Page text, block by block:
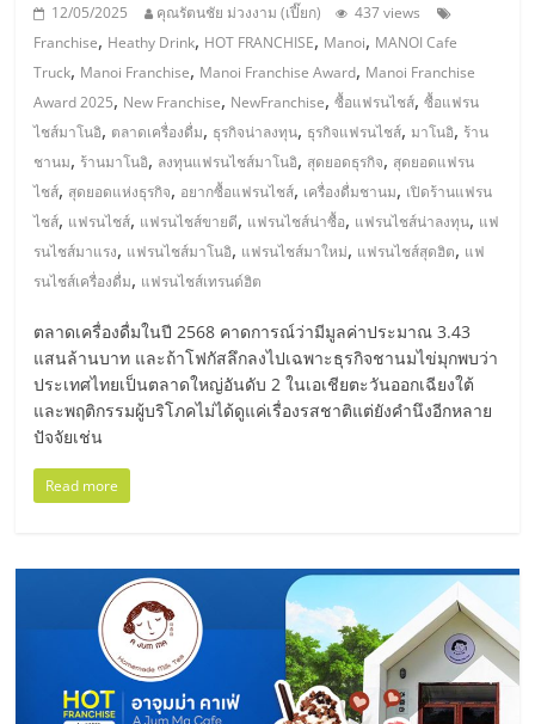
ข้อมูล
ธุรกิจ
SME
แห่ง
ประเทศไทย,
ThaiSMEsCenter,
รวม
ธุรกิจ
มอี
ไทย,
SMEs,
แฟ
รน
ไชส์,
12/05/2025 คุณรัตนชัย ม่วงงาม (เปี๊ยก)
437 views
Franchise, Heathy Drink, HOT FRANCHISE, Manoi, MANOI Cafe
Truck, Manoi Franchise, Manoi Franchise Award, Manoi Franchise
Award 2025, New Franchise, NewFranchise,ซื้อแฟรนไชส์,ซื้อแฟรน
ไชส์มาโนอิ, ตลาดเครื่องดื่ม, ธุรกิจน่าลงทุน, ธุรกิจแฟรนไชส์,มาโนอิ, ร้าน
ชานม, ร้านมาโนอิ, ลงทุนแฟรนไชส์มาโนอิ, สุดยอดธุรกิจ, สุดยอดแฟรน
ไชส์, สุดยอดแห่งธุรกิจ, อยากซื้อแฟรนไชส์, เครื่องดื่มชานม, เปิดร้านแฟรน
ไชส์, แฟรนไชส์, แฟรนไชส์ขายดี, แฟรนไชส์น่าซื้อ, แฟรนไชส์น่าลงทุน, แฟ
รนไชส์มาแรง, แฟรนไชส์มาโนอิ, แฟรนไชส์มาใหม่, แฟรนไชส์สุดฮิต, แฟ
รนไชส์เครื่องดื่ม, แฟรนไชส์เทรนด์ฮิต
ตลาดเครื่องดื่มในปี 2568 คาดการณ์ว่ามีมูลค่าประมาณ 3.43
แสนล้านบาท และถ้าโฟกัสลึกลงไปเฉพาะธุรกิจชานมไข่มุกพบว่า
ประเทศไทยเป็นตลาดใหญ่อันดับ 2 ในเอเชียตะวันออกเฉียงใต้
และพฤติกรรมผู้บริโภคไม่ได้ดูแค่เรื่องรสชาติแต่ยังคำนึงอีกหลาย
ปัจจัยเช่น
Read more